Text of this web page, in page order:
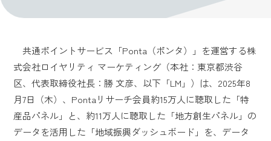
共通ポイントサービス「Ponta（ポンタ）」を運営する株
式会社ロイヤリティ マーケティング（本社：東京都渋谷
区、代表取締役社長：勝 文彦、以下「LM」）は、2025年8
月7日（木）、Pontaリサーチ会員約15万人に聴取した「特
産品パネル」と、約11万人に聴取した「地方創生パネル」の
データを活用した「地域振興ダッシュボード」を、データ